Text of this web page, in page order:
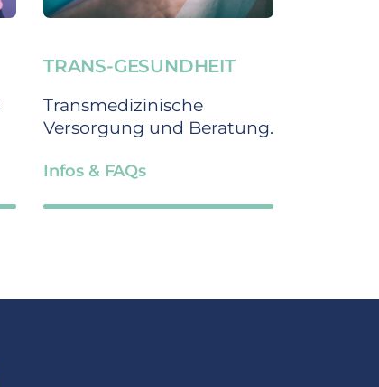
TRANS-GESUNDHEIT
Transmedizinische
Versorgung und Beratung.
Infos & FAQs